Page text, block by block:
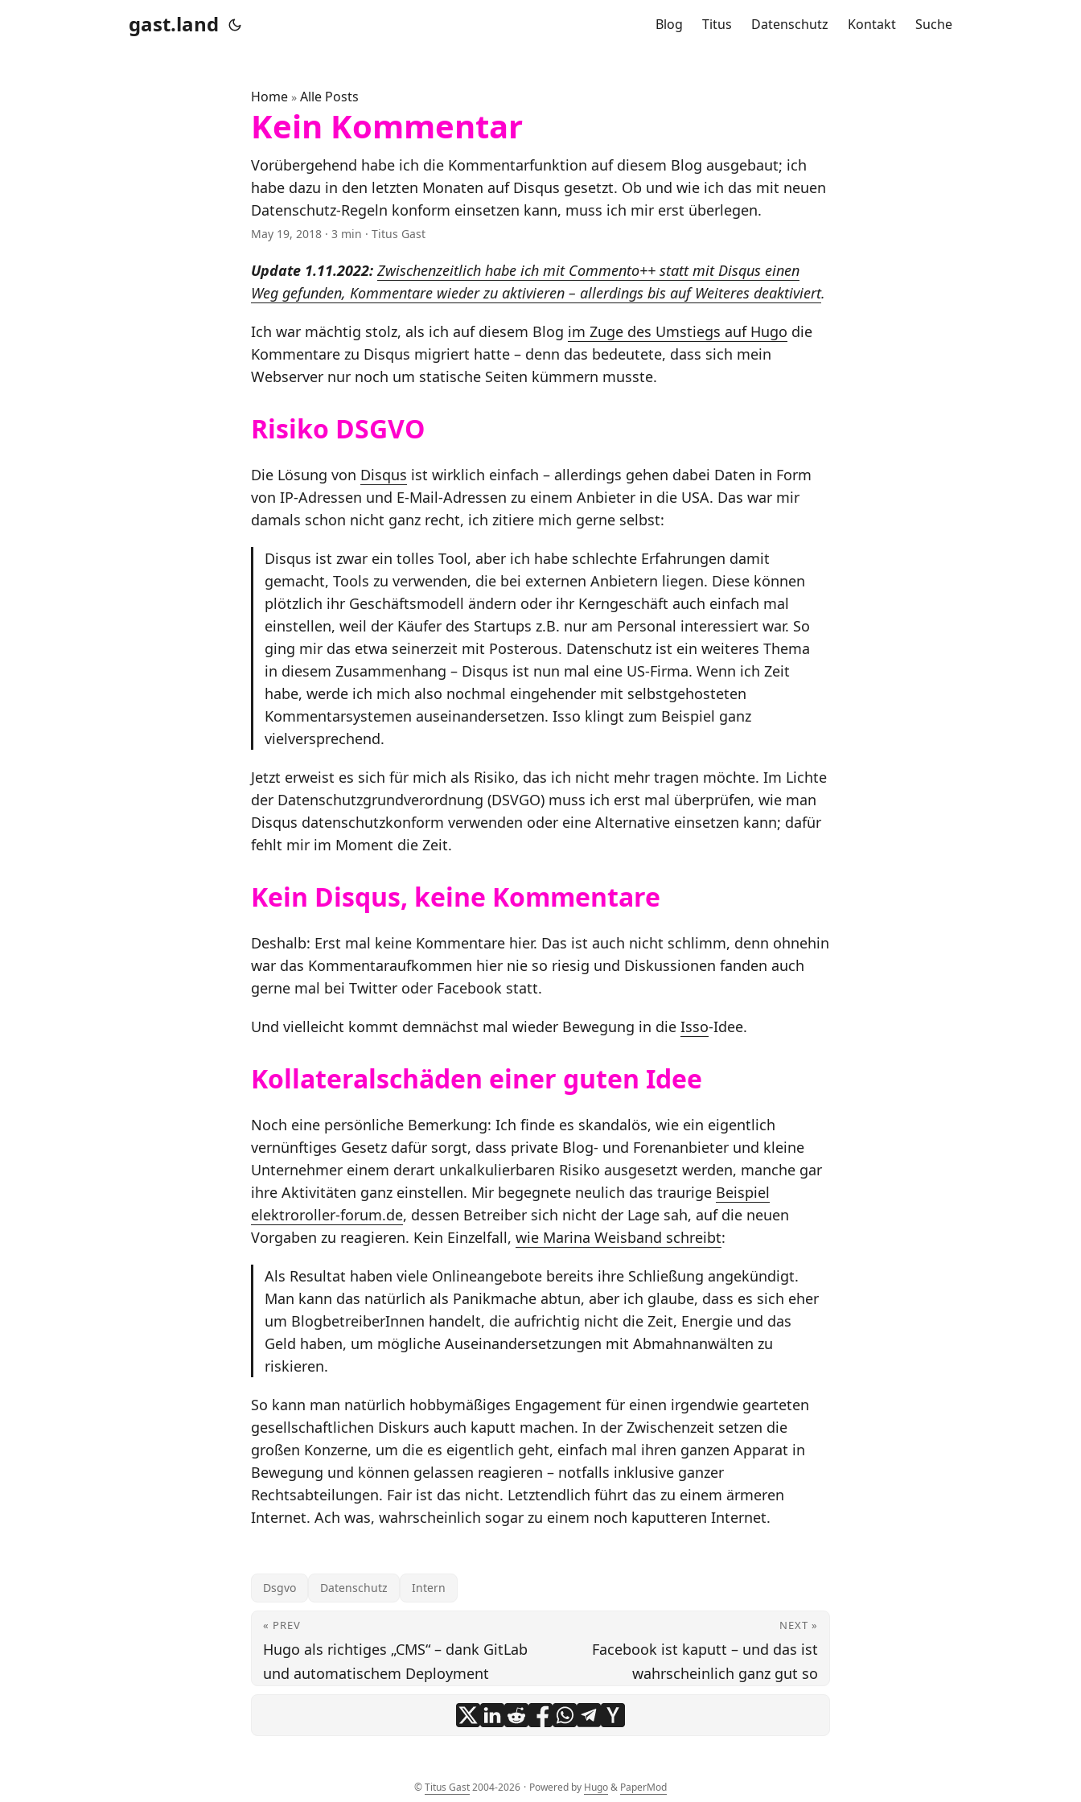
gast.land Blog Titus Datenschutz Kontakt Suche
Home » Alle Posts
Kein Kommentar
Vorübergehend habe ich die Kommentarfunktion auf diesem Blog ausgebaut; ich
habe dazu in den letzten Monaten auf Disqus gesetzt. Ob und wie ich das mit neuen
Datenschutz-Regeln konform einsetzen kann, muss ich mir erst überlegen.
May 19, 2018 · 3 min · Titus Gast
Update 1.11.2022: Zwischenzeitlich habe ich mit Commento++ statt mit Disqus einen
Weg gefunden, Kommentare wieder zu aktivieren – allerdings bis auf Weiteres deaktiviert.
Ich war mächtig stolz, als ich auf diesem Blog im Zuge des Umstiegs auf Hugo die
Kommentare zu Disqus migriert hatte – denn das bedeutete, dass sich mein
Webserver nur noch um statische Seiten kümmern musste.
Risiko DSGVO
Die Lösung von Disqus ist wirklich einfach – allerdings gehen dabei Daten in Form
von IP-Adressen und E-Mail-Adressen zu einem Anbieter in die USA. Das war mir
damals schon nicht ganz recht, ich zitiere mich gerne selbst:
Disqus ist zwar ein tolles Tool, aber ich habe schlechte Erfahrungen damit
gemacht, Tools zu verwenden, die bei externen Anbietern liegen. Diese können
plötzlich ihr Geschäftsmodell ändern oder ihr Kerngeschäft auch einfach mal
einstellen, weil der Käufer des Startups z.B. nur am Personal interessiert war. So
ging mir das etwa seinerzeit mit Posterous. Datenschutz ist ein weiteres Thema
in diesem Zusammenhang – Disqus ist nun mal eine US-Firma. Wenn ich Zeit
habe, werde ich mich also nochmal eingehender mit selbstgehosteten
Kommentarsystemen auseinandersetzen. Isso klingt zum Beispiel ganz
vielversprechend.
Jetzt erweist es sich für mich als Risiko, das ich nicht mehr tragen möchte. Im Lichte
der Datenschutzgrundverordnung (DSVGO) muss ich erst mal überprüfen, wie man
Disqus datenschutzkonform verwenden oder eine Alternative einsetzen kann; dafür
fehlt mir im Moment die Zeit.
Kein Disqus, keine Kommentare
Deshalb: Erst mal keine Kommentare hier. Das ist auch nicht schlimm, denn ohnehin
war das Kommentaraufkommen hier nie so riesig und Diskussionen fanden auch
gerne mal bei Twitter oder Facebook statt.
Und vielleicht kommt demnächst mal wieder Bewegung in die Isso-Idee.
Kollateralschäden einer guten Idee
Noch eine persönliche Bemerkung: Ich finde es skandalös, wie ein eigentlich
vernünftiges Gesetz dafür sorgt, dass private Blog- und Forenanbieter und kleine
Unternehmer einem derart unkalkulierbaren Risiko ausgesetzt werden, manche gar
ihre Aktivitäten ganz einstellen. Mir begegnete neulich das traurige Beispiel
elektroroller-forum.de, dessen Betreiber sich nicht der Lage sah, auf die neuen
Vorgaben zu reagieren. Kein Einzelfall, wie Marina Weisband schreibt:
Als Resultat haben viele Onlineangebote bereits ihre Schließung angekündigt.
Man kann das natürlich als Panikmache abtun, aber ich glaube, dass es sich eher
um BlogbetreiberInnen handelt, die aufrichtig nicht die Zeit, Energie und das
Geld haben, um mögliche Auseinandersetzungen mit Abmahnanwälten zu
riskieren.
So kann man natürlich hobbymäßiges Engagement für einen irgendwie gearteten
gesellschaftlichen Diskurs auch kaputt machen. In der Zwischenzeit setzen die
großen Konzerne, um die es eigentlich geht, einfach mal ihren ganzen Apparat in
Bewegung und können gelassen reagieren – notfalls inklusive ganzer
Rechtsabteilungen. Fair ist das nicht. Letztendlich führt das zu einem ärmeren
Internet. Ach was, wahrscheinlich sogar zu einem noch kaputteren Internet.
Dsgvo Datenschutz Intern
« PREV
Hugo als richtiges „CMS“ – dank GitLab
und automatischem Deployment
NEXT »
Facebook ist kaputt – und das ist
wahrscheinlich ganz gut so
©Titus Gast2004-2026 · Powered by Hugo& PaperMod